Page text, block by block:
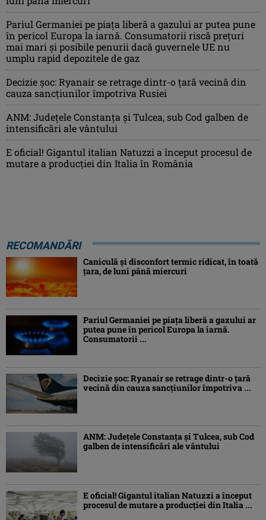
Pariul Germaniei pe piaţa liberă a gazului ar putea pune
în pericol Europa la iarnă. Consumatorii riscă preţuri
mai mari şi posibile penurii dacă guvernele UE nu
umplu rapid depozitele de gaz
Decizie șoc: Ryanair se retrage dintr-o țară vecină din
cauza sancțiunilor împotriva Rusiei
ANM: Judeţele Constanţa şi Tulcea, sub Cod galben de
intensificări ale vântului
E oficial! Gigantul italian Natuzzi a început procesul de
mutare a producției din Italia în România
RECOMANDĂRI
Caniculă şi disconfort termic ridicat, în toată
ţara, de luni până miercuri
Pariul Germaniei pe piaţa liberă a gazului ar
putea pune în pericol Europa la iarnă.
Consumatorii ...
Decizie șoc: Ryanair se retrage dintr-o țară
vecină din cauza sancțiunilor împotriva ...
ANM: Judeţele Constanţa şi Tulcea, sub Cod
galben de intensificări ale vântului
E oficial! Gigantul italian Natuzzi a început
procesul de mutare a producției din Italia ...